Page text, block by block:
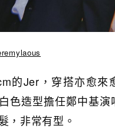
的Jer，穿搭亦愈來
色造型擔任鄭中基演
，非常有型。